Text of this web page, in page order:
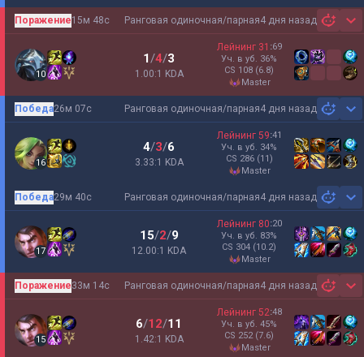
Ранговая одиночная/парная4 дня назад
Поражение15м 48с
10
1/4/3
1.00:1 KDA
Лейнинг 31 :69
Уч. в уб. 36%
CS 108 (6.8)
master
Ранговая одиночная/парная4 дня назад
Победа26м 07с
16
4/3/6
3.33:1 KDA
Лейнинг 59:41
Уч. в уб. 34%
CS 286 (11)
master
Ранговая одиночная/парная4 дня назад
Победа29м 40с
17
15/2/9
12.00:1 KDA
Лейнинг 80:20
Уч. в уб. 83%
CS 304 (10.2)
master
Ранговая одиночная/парная4 дня назад
Поражение33м 14с
15
6/12/11
1.42:1 KDA
Лейнинг 52:48
Уч. в уб. 45%
CS 252 (7.6)
master